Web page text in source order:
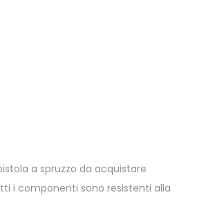
a spruzzo da acquistare
i componenti sono resistenti alla